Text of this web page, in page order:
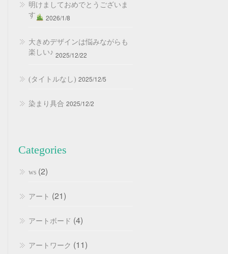
明けましておめでとうございま
す 2026/1/8
大きめデザインは悩みながらも
楽しい♪ 2025/12/22
(タイトルなし) 2025/12/5
染まり具合 2025/12/2
Categories
ws (2)
アート (21)
アートボード (4)
アートワーク (11)